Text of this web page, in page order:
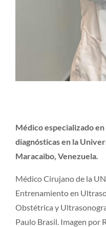
Médico especializado
diagnósticas en la
Maracaibo, Venezuela.
Médico Cirujano de la
Entrenamiento en
Obstétrica y
Paulo Brasil. Imagen por